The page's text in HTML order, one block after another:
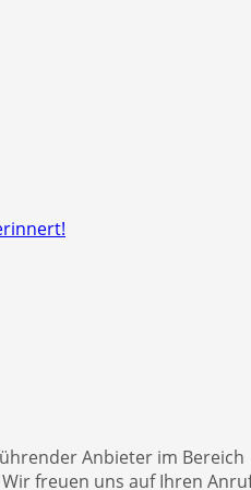
Anbieter im Bereich
freuen uns auf Ihren